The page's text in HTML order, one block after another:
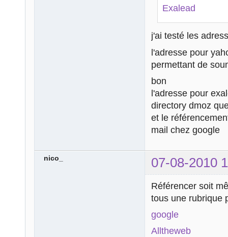
Exalead
j'ai testé les
l'adresse pour
permettant de
bon
l'adresse pour
directory dmoz
et le
mail chez google
nico_ 07-08-2010
Référencer soit
tous une rubrique
google
Alltheweb